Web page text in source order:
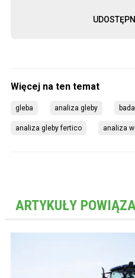
gleba analiza gleby
analiza gleby fertico analiza
ARTYKUŁY